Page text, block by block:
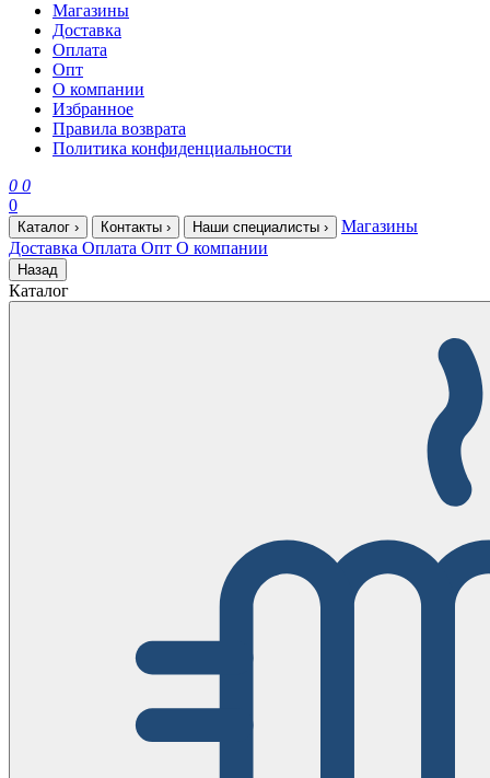
Магазины
Доставка
Оплата
Опт
О компании
Избранное
Правила возврата
Политика конфиденциальности
0 0
0
Каталог › Контакты › Наши специалисты ›
Магазины
Доставка Оплата Опт О компании
Назад
Каталог